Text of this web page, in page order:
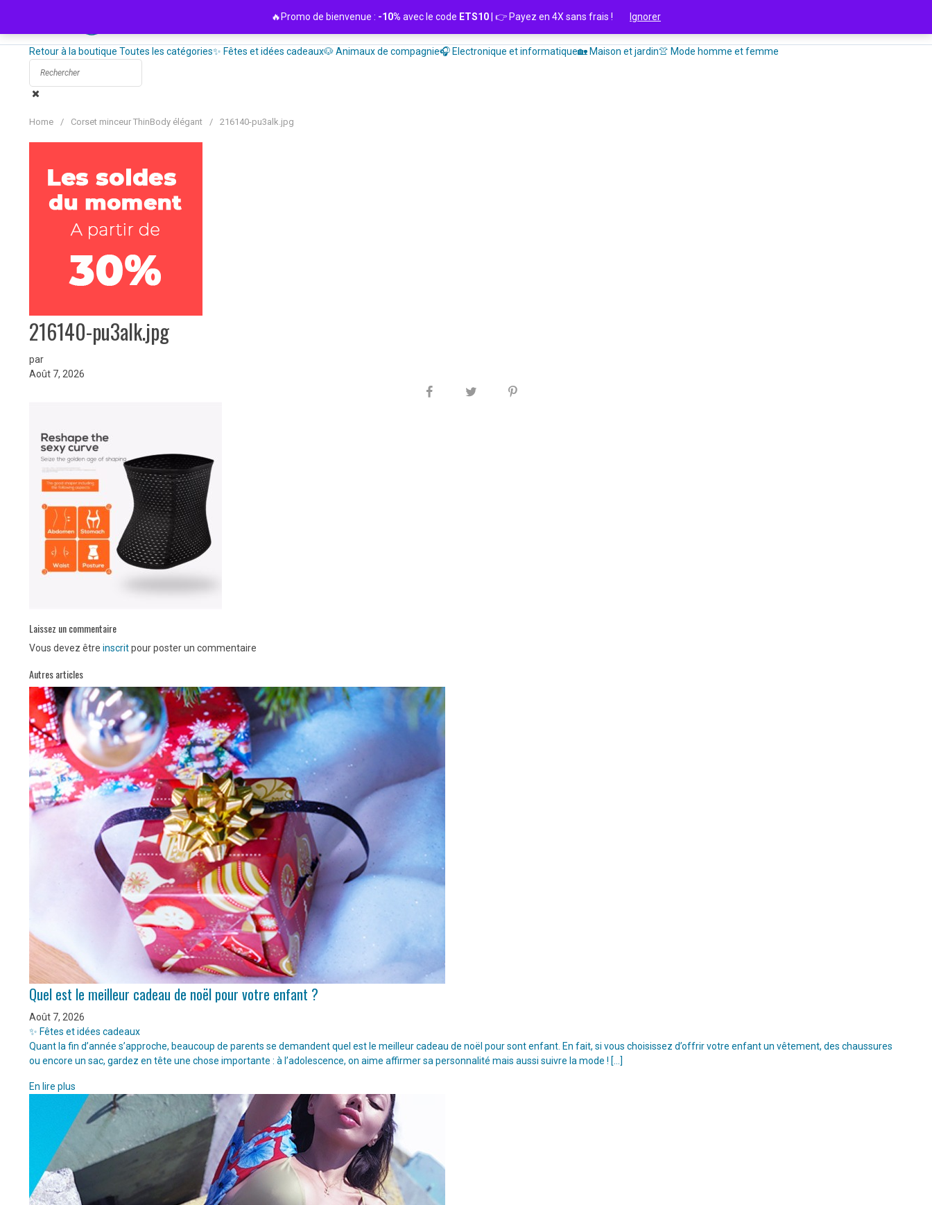
contenu
Retour à la boutique Toutes les catégories✨ Fêtes et idées cadeaux🐶 Animaux de compagnie🎧 Electronique et informatique🏡 Maison et jardin👚 Mode homme et femme
Home / Corset minceur ThinBody élégant / 216140-pu3alk.jpg
216140-pu3alk.jpg
par
Août 7, 2026
Laissez un commentaire
Vous devez être inscritpour poster un commentaire
Autres articles
Quel est le meilleur cadeau de noël pour votre enfant ?
Août 7, 2026
✨ Fêtes et idées cadeaux
Quant la fin d’année s’approche, beaucoup de parents se demandent quel est le meilleur cadeau de noël pour sont enfant. En fait, si vous choisissez d’offrir votre enfant un vêtement, des chaussures
ou encore un sac, gardez en tête une chose importante : à l’adolescence, on aime affirmer sa personnalité mais aussi suivre la mode ! […]
En lire plus
🔥Promo de bienvenue : -10% avec le code ETS10 | 👉 Payez en 4X sans frais ! Ignorer